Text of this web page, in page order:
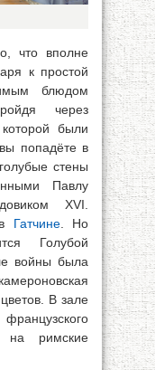
что вполне
к простой
блюдом
через
были
попадёте в
стены
Павлу
XVI.
Гатчине. Но
Голубой
войны была
В зале
на римские